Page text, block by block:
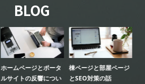
BLOG
ホームページとポータ
ルサイトの反響につい
棟ページと部屋ページ
とSEO対策の話